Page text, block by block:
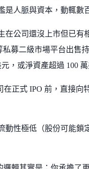
是人脈與資本，動輒數
在公司還沒上市但已有
私募二級市場平台出
，或淨資產超過 100
在正式 IPO 前，直接向
動性極低（股份可能